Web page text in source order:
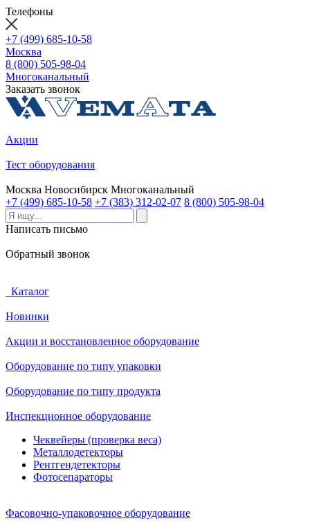
Телефоны
+7 (499) 685-10-58
Москва
8 (800) 505-98-04
Многоканальный
Заказать звонок
Акции
Тест оборудования
Москва Новосибирск Многоканальный
+7 (499) 685-10-58 +7 (383) 312-02-07 8 (800) 505-98-04
Написать письмо
Обратный звонок
Каталог
Новинки
Акции и восстановленное оборудование
Оборудование по типу упаковки
Оборудование по типу продукта
Инспекционное оборудование
Чеквейеры (проверка веса)
Металлодетекторы
Рентгендетекторы
Фотосепараторы
Фасовочно-упаковочное оборудование